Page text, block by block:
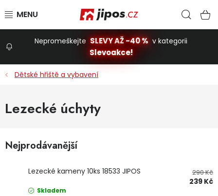
Domácnost
Nepromeškejte SLEVY AŽ -40 % v kategorii
Slevoakce!
Dětské hřiště a vybavení
Lezecké úchyty
Nejprodávanější
Lezecké kameny 10ks 18533 JIPOS 290 Kč
239 Kč
Skladem